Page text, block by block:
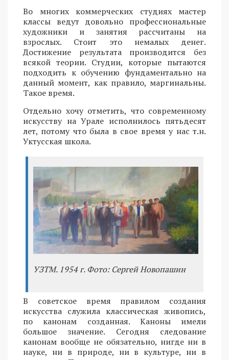
Во многих коммерческих студиях мастер
классы ведут довольно профессиональные
художники и занятия рассчитаны на
взрослых. Стоит это немалых денег.
Достижение результата производится без
всякой теории. Студии, которые пытаются
подходить к обучению фундаментально на
данный момент, как правило, маргинальны.
Такое время.
Отдельно хочу отметить, что современному
искусству на Урале исполнилось пятьдесят
лет, потому что была в свое время у нас т.н.
Уктусская школа.
УЗТМ. 1954 г. Фото: Сергей Новопашин
В советское время правилом создания
искусства служила классическая живопись,
по канонам созданная. Каноны имели
большое значение. Сегодня следование
канонам вообще не обязательно, нигде ни в
науке, ни в природе, ни в культуре, ни в